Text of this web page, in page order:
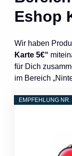
Eshop
Wir haben
Karte 5€“
für Dich
im Bereich
EMPFEHLUNG NR.